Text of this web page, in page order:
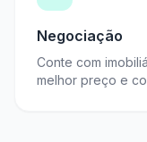
Negociação
Conte com
melhor preço e